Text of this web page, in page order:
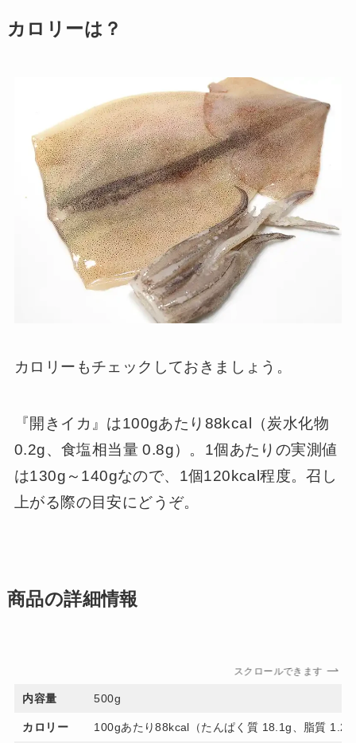
カロリーは？
カロリーもチェックしておきましょう。
『開きイカ』は100gあたり88kcal（炭水化物
0.2g、食塩相当量 0.8g）。1個あたりの実測値
は130g～140gなので、1個120kcal程度。召し
上がる際の目安にどうぞ。
商品の詳細情報
スクロールできます
内容量 500g
カロリー 100gあたり88kcal（たんぱく質 18.1g、脂質